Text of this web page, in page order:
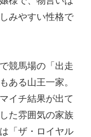
みやすい性格で
競馬場の「出走
ある山王一家。
イチ結果が出て
た雰囲気の家族
「ザ・ロイヤル